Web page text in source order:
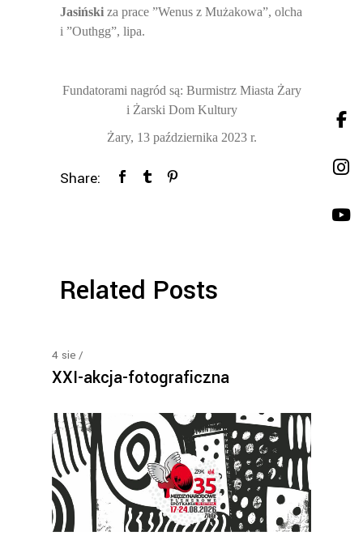
Jasiński za prace ”Wenus z Mużakowa”, olcha
i ”Outhgg”, lipa.
Fundatorami nagród są: Burmistrz Miasta Żary
i Żarski Dom Kultury
Żary, 13 października 2023 r.
Share:
Related Posts
4 sie
XXI-akcja-fotograficzna